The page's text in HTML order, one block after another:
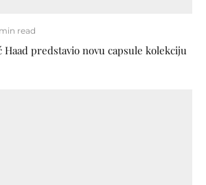
read
Haad predstavio novu capsule kolekciju